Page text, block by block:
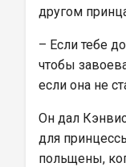
другом
– Если тебе
чтобы
если она не
Он дал
для
польщены,